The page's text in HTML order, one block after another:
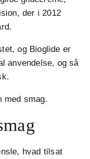
der i 2012
og Bioglide er
anvendelse, og så
med smag.
hvad tilsat